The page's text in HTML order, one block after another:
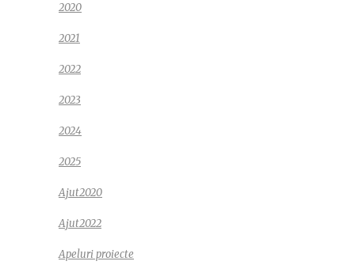
2020
2021
2022
2023
2024
2025
Ajut2020
Ajut2022
Apeluri proiecte